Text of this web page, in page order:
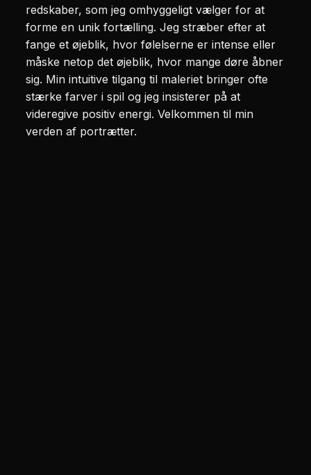
redskaber, som jeg omhyggeligt vælger for at
forme en unik fortælling. Jeg stræber efter at
fange et øjeblik, hvor følelserne er intense eller
måske netop det øjeblik, hvor mange døre åbner
sig. Min intuitive tilgang til maleriet bringer ofte
stærke farver i spil og jeg insisterer på at
videregive positiv energi. Velkommen til min
verden af portrætter.